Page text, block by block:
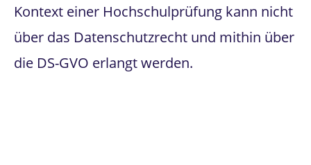
Kontext einer Hochschulprüfung kann nicht
über das Datenschutzrecht und mithin über
die DS-GVO erlangt werden.